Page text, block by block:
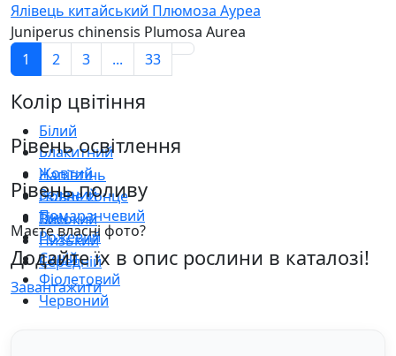
Ялівець китайський Плюмоза Ауреа
Juniperus chinensis Plumosa Aurea
1
2 3 ... 33
Колір цвітіння
Білий
Блакитний
Жовтий
Зелений
Помаранчевий
Рожевий
Синій
Фіолетовий
Червоний
Рівень освітлення
Напівтінь
Повне сонце
Тінь
Рівень поливу
Високий
Низький
Середній
Маєте власні фото?
Додайте їх в опис рослини в каталозі!
Завантажити